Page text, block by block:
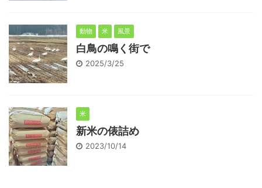
動物 米 風景
白鳥の鳴く街で
2025/3/25
米
新米の俵詰め
2023/10/14